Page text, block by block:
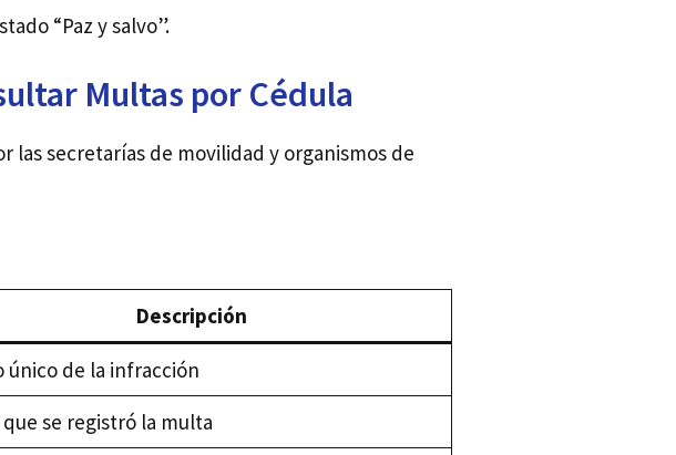
“Paz y salvo”.
Multas por Cédula
las secretarías de movilidad y organismos de
Descripción
único de la infracción
que se registró la multa